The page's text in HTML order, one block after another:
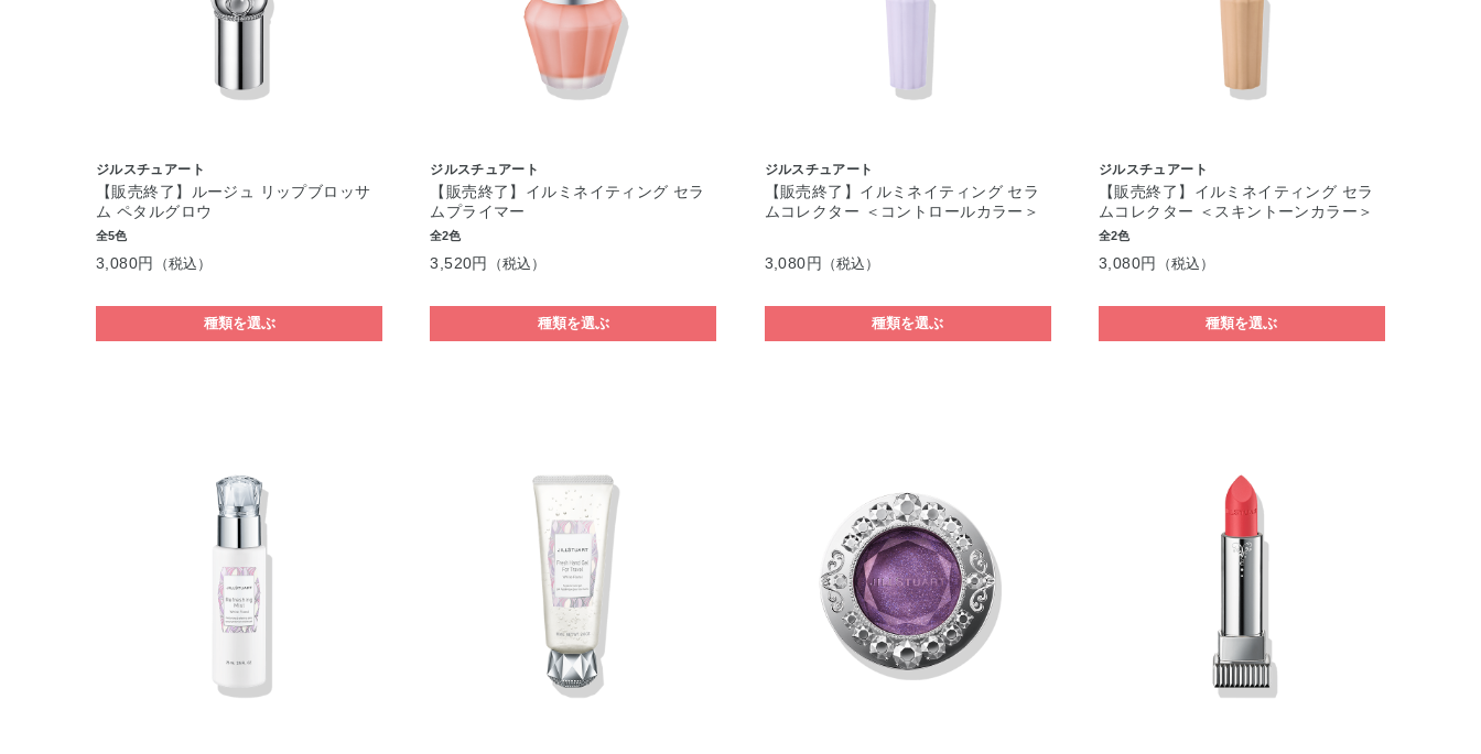
ジルスチュアート
【販売終了】ルージュ リップブロッサ
ム ペタルグロウ
全5色
3,080円 （税込）
種類を選ぶ
ジルスチュアート
【販売終了】イルミネイティング セラ
ムプライマー
全2色
3,520円 （税込）
種類を選ぶ
ジルスチュアート
【販売終了】イルミネイティング セラ
ムコレクター ＜コントロールカラー＞
3,080円 （税込）
種類を選ぶ
ジルスチュアート
【販売終了】イルミネイティング セラ
ムコレクター ＜スキントーンカラー＞
全2色
3,080円 （税込）
種類を選ぶ